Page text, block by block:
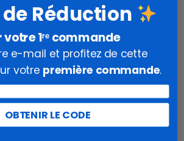
robustes du
vélo électrique de
assurent une excellente
optimale. Elles sont associées à
40 mm, parfaits pour absorber les
tout en conservant une adhérence
de conduite
de Réduction
votre 1ʳᵉ commande
e-mail et profitez de cette
votre première commande.
OBTENIR LE CODE